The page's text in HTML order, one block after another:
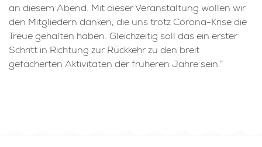
an diesem Abend. Mit dieser Veranstaltung wollen wir
den Mitgliedern danken, die uns trotz Corona-Krise die
Treue gehalten haben. Gleichzeitig soll das ein erster
Schritt in Richtung zur Rückkehr zu den breit
gefächerten Aktivitäten der früheren Jahre sein.“